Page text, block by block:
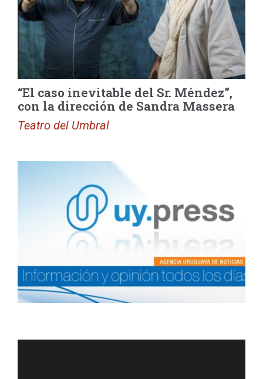
“El caso inevitable del Sr. Méndez”,
con la dirección de Sandra Massera
Teatro del Umbral